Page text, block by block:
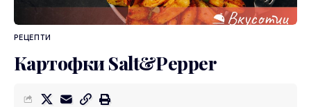
РЕЦЕПТИ
Картофки Salt&Pepper